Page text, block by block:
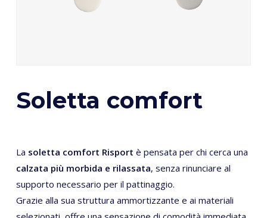
Soletta comfort
La soletta comfort Risport è pensata per chi cerca una
calzata più morbida e rilassata, senza rinunciare al
supporto necessario per il pattinaggio.
Grazie alla sua struttura ammortizzante e ai materiali